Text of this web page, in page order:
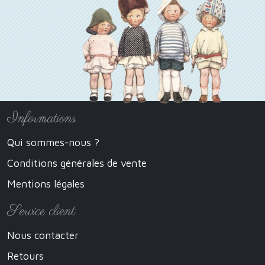
Informations
Qui sommes-nous ?
Conditions générales de vente
Mentions légales
Service client
Nous contacter
Retours